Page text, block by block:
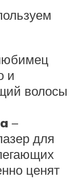
и
волосы
–
для
ценят